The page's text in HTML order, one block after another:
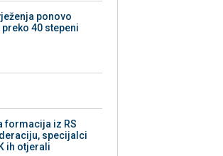
ponovo
preko 40 stepeni
formacija iz RS
specijalci
ih otjerali